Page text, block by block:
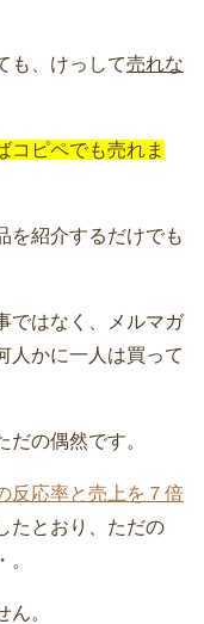
も、けっして売れな
コピペでも売れま
を紹介するだけでも
ではなく、メルマガ
人かに一人は買って
の偶然です。
反応率と売上を７倍
たとおり、ただの
。